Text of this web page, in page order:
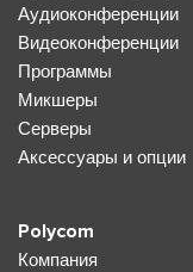
Аудиоконференции
Видеоконференции
Программы
Микшеры
Серверы
Аксессуары и опции
Polycom
Компания